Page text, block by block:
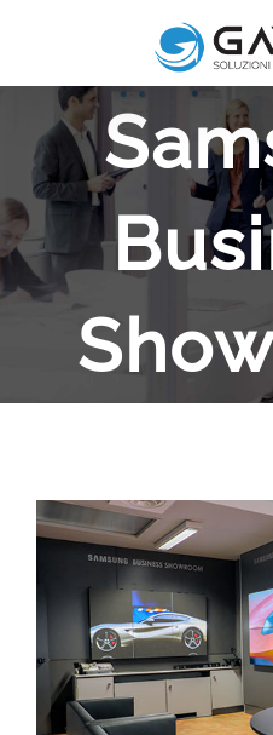
contenuto
Ingrandisci
immagine